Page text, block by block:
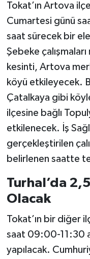
Tokat’ın Artova
Cumartesi günü
saat sürecek bir
Şebeke
kesinti, Artova
köyü etkileyecek.
Çatalkaya gibi
ilçesine bağlı
etkilenecek. İş
gerçekleştirilen
belirlenen saatte
Turhal’da
Olacak
Tokat’ın bir diğer
saat 09:00-11:30
yapılacak.